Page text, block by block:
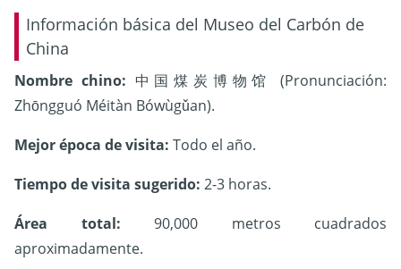
Información básica del Museo del Carbón de
China
Nombre chino: 中国煤炭博物馆 (Pronunciación:
Zhōngguó Méitàn Bówùgǔan).
Mejor época de visita: Todo el año.
Tiempo de visita sugerido: 2-3 horas.
Área total: 90,000 metros cuadrados
aproximadamente.